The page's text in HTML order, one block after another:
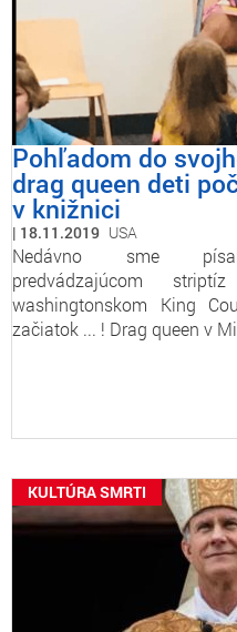
Pohľadom do
drag queen deti
v knižnici
18.11.2019 USA
Nedávno sme
predvádzajúcom
washingtonskom King
začiatok ... ! Drag queen v
KULTÚRA SMRTI